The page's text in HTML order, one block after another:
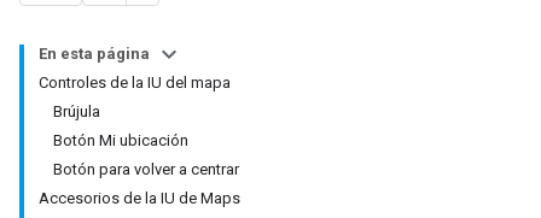
En esta página
Controles de la IU del mapa
Brújula
Botón Mi ubicación
Botón para volver a centrar
Accesorios de la IU de Maps